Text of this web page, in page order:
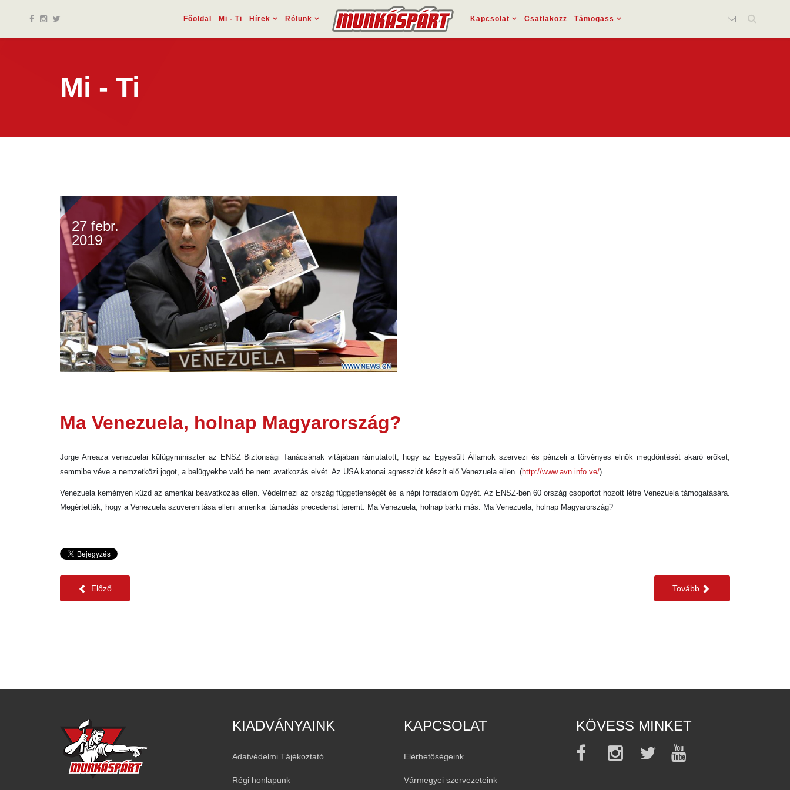
Főoldal Mi - Ti Hírek Rólunk Kapcsolat Csatlakozz Támogass
Mi - Ti
27 febr.
2019
Ma Venezuela, holnap Magyarország?
Jorge Arreaza venezuelai külügyminiszter az ENSZ Biztonsági Tanácsának vitájában rámutatott, hogy az Egyesült Államok szervezi és pénzeli a törvényes elnök megdöntését akaró erőket,
semmibe véve a nemzetközi jogot, a belügyekbe való be nem avatkozás elvét. Az USA katonai agressziót készít elő Venezuela ellen. (http://www.avn.info.ve/)
Venezuela keményen küzd az amerikai beavatkozás ellen. Védelmezi az ország függetlenségét és a népi forradalom ügyét. Az ENSZ-ben 60 ország csoportot hozott létre Venezuela támogatására.
Megértették, hogy a Venezuela szuverenitása elleni amerikai támadás precedenst teremt. Ma Venezuela, holnap bárki más. Ma Venezuela, holnap Magyarország?
Előző Tovább
KIADVÁNYAINK
Adatvédelmi Tájékoztató
Régi honlapunk
KAPCSOLAT
Elérhetőségeink
Vármegyei szervezeteink
KÖVESS MINKET